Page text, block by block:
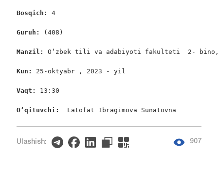
Bosqich: 4
Guruh: (408)
Manzil: O‘zbek tili va adabiyoti fakulteti  2-
Kun: 25-oktyabr , 2023 - yil
Vaqt: 13:30
O‘qituvchi: Latofat Ibragimova Sunatovna
Ulashish: 907